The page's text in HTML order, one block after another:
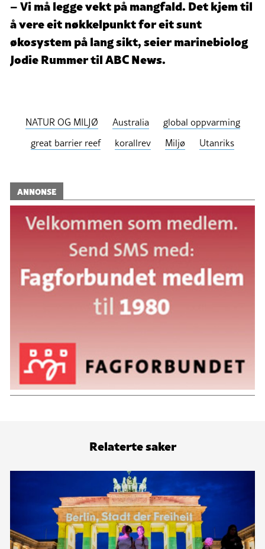
– Vi må legge vekt på mangfald. Det kjem til
å vere eit nøkkelpunkt for eit sunt
økosystem på lang sikt, seier marinebiolog
Jodie Rummer til ABC News.
NATUR OG MILJØ Australia
global oppvarming
great barrier reef
korallrev Miljø Utanriks
ANNONSE
Relaterte saker